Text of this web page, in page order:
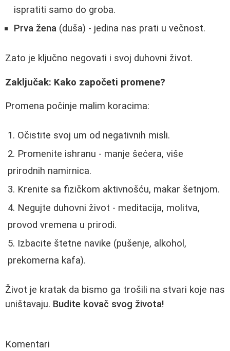
ispratiti samo do groba.
Prva žena (duša) - jedina nas prati u večnost.
Zato je ključno negovati i svoj duhovni život.
Zaključak: Kako započeti promene?
Promena počinje malim koracima:
Očistite svoj um od negativnih misli.
Promenite ishranu - manje šećera, više
prirodnih namirnica.
Krenite sa fizičkom aktivnošću, makar šetnjom.
Negujte duhovni život - meditacija, molitva,
provod vremena u prirodi.
Izbacite štetne navike (pušenje, alkohol,
prekomerna kafa).
Život je kratak da bismo ga trošili na stvari koje nas
uništavaju. Budite kovač svog života!
Komentari